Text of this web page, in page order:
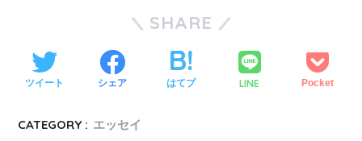
SHARE
ツイート シェア はてブ LINE Pocket
CATEGORY : エッセイ